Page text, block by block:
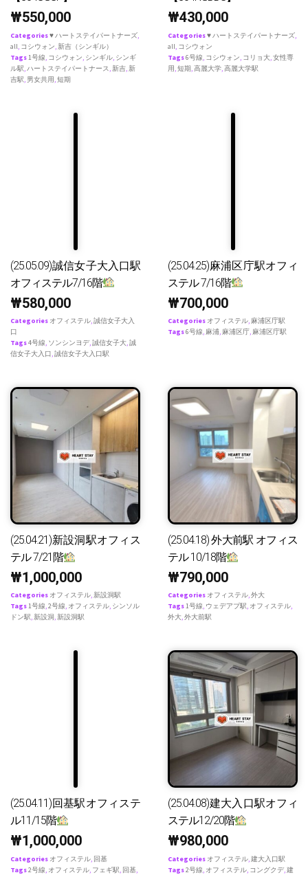
₩550,000
Categories♥ ハートステイパートナーズ,
all, コシウォン,新吉（シンギル）
Tags1号線, コシウォン, シンギル, シンギ
ル駅,ハートステイパートナース,新吉,新
吉駅, 男女共用,短期
₩430,000
Categories♥ ハートステイパートナーズ,
all, コシウォン
Tags6号線, コシウォン, コリョ大,女性専
用,短期,高麗大学,高麗大学駅
(25.05.09)誠信女子大入口駅
オフィステル7/16階
₩580,000
Categories オフィステル,誠信女子大入
口
Tags4号線, ソンシンヨデ,誠信女子大,誠
信女子大入口,誠信女子大入口駅
(25.04.25)麻浦区庁駅オフィ
ステル 7/16階
₩700,000
Categories オフィステル, 麻浦区庁駅
Tags6号線, 麻浦, 麻浦区庁, 麻浦区庁駅
(25.04.21)新設洞駅オフィス
テル 7/21階
₩1,000,000
Categories オフィステル,新設洞駅
Tags1号線,2号線, オフィステル, シンソル
ドン駅,新設洞 ,新設洞駅
(25.04.18) 外大前駅 オフィス
テル 10/18階
₩790,000
Categories オフィステル,外大
Tags1号線, ウェデアプ駅, オフィステル,
外大,外大前駅
(25.04.11)回基駅オフィステ
ル11/15階
₩1,000,000
Categories オフィステル, 回基
Tags2号線, オフィステル, フェギ駅, 回基,
(25.04.08)建大入口駅オフィ
ステル12/20階
₩980,000
Categories オフィステル,建大入口駅
Tags2号線, オフィステル, コングクデ,建